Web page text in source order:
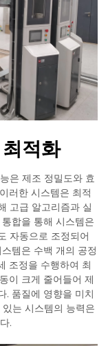
적화
은 제조 정밀도와 효
러한 시스템은 최적
고급 알고리즘과 실
합을 통해 시스템은
자동으로 조정되어
템은 수백 개의 공정
조정을 수행하여 최
이 크게 줄어들어 제
. 품질에 영향을 미치
는 시스템의 능력은
.